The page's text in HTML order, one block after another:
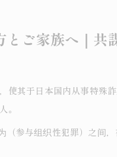
ご家族へ｜共
其于日本国内从事特殊
。
参与组织性犯罪）之间